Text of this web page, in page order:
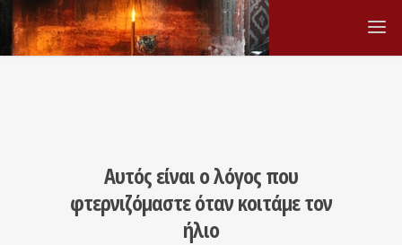
Αυτός είναι ο λόγος που
φτερνιζόμαστε όταν κοιτάμε τον
ήλιο